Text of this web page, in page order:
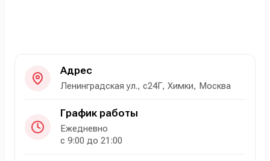
Адрес
Ленинградская ул., с24Г, Химки, Москва
График работы
Ежедневно
с 9:00 до 21:00